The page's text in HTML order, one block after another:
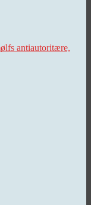
antiautoritære,